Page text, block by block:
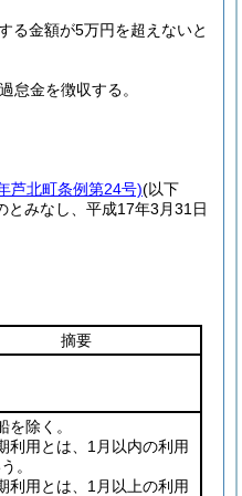
る金額が5万円を超えないと
怠金を徴収する。
芦北町条例第24号)(以下
とみなし、平成17年3月31日
摘要
除く。
用とは、1月以内の利用
。
用とは、1月以上の利用